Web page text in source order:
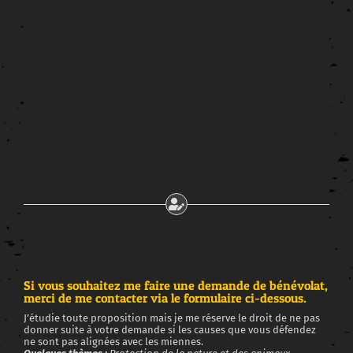
Si vous souhaitez me faire une demande de bénévolat,
merci de me contacter via le formulaire ci-dessous.
J’étudie toute proposition mais je me réserve le droit de ne pas
donner suite à votre demande si les causes que vous défendez
ne sont pas alignées avec les miennes.